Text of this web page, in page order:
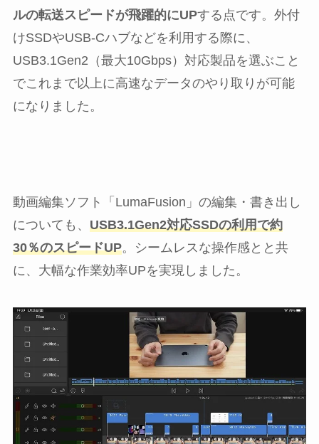
ルの転送スピードが飛躍的にUPする点です。外付
けSSDやUSB-Cハブなどを利用する際に、
USB3.1Gen2（最大10Gbps）対応製品を選ぶこと
でこれまで以上に高速なデータのやり取りが可能
になりました。
動画編集ソフト「LumaFusion」の編集・書き出し
についても、 USB3.1Gen2対応SSDの利用で約
30％のスピードUP。シームレスな操作感とと共
に、大幅な作業効率UPを実現しました。